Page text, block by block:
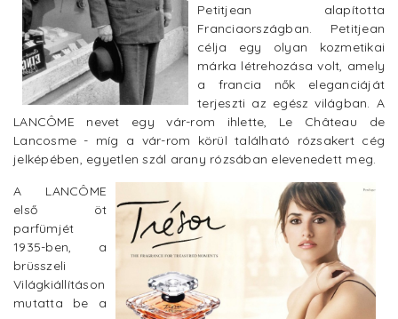
Petitjean alapította
Franciaországban. Petitjean
célja egy olyan kozmetikai
márka létrehozása volt, amely
a francia nők eleganciáját
terjeszti az egész világban. A
LANCÔME nevet egy vár-rom ihlette, Le Château de
Lancosme - míg a vár-rom körül található rózsakert cég
jelképében, egyetlen szál arany rózsában elevenedett meg.
A LANCÔME
első öt
parfümjét
1935-ben, a
brüsszeli
Világkiállításon
mutatta be a